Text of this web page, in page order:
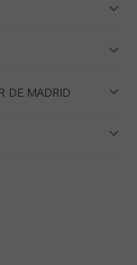
DE MADRID